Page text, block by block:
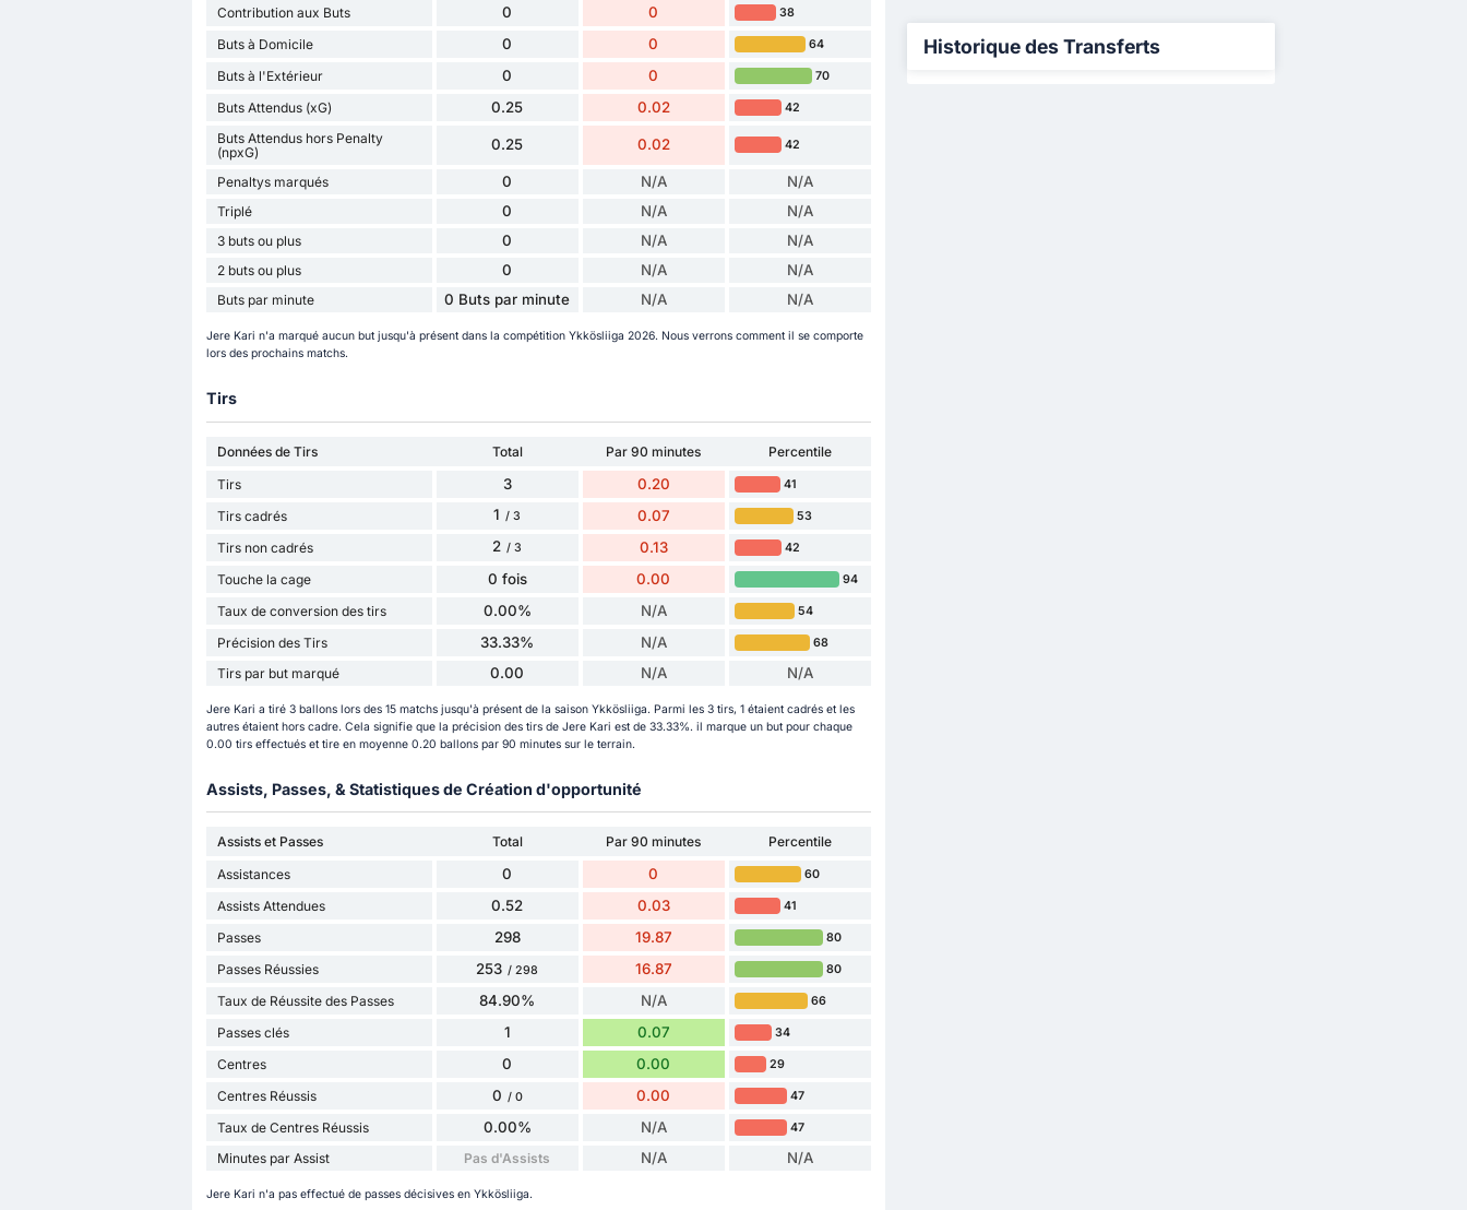
Contribution aux Buts 0 0 38
Buts à Domicile 0 0 64
Buts à l'Extérieur 0 0 70
Buts Attendus (xG) 0.25 0.02 42
Buts Attendus hors Penalty
(npxG)
0.25 0.02 42
Penaltys marqués 0 N/A N/A
Triplé 0 N/A N/A
3 buts ou plus 0 N/A N/A
2 buts ou plus 0 N/A N/A
Buts par minute 0 Buts par minute N/A N/A
Jere Kari n'a marqué aucun but jusqu'à présent dans la compétition Ykkösliiga 2026. Nous verrons comment il se comporte
lors des prochains matchs.
Tirs
Données de Tirs Total Par 90 minutes
Percentile
Tirs
3 0.20 41
Tirs cadrés 1 / 3 0.07 53
Tirs non cadrés 2 / 3 0.13 42
Touche la cage 0 fois 0.00 94
Taux de conversion des tirs 0.00% N/A 54
Précision des Tirs 33.33% N/A 68
Tirs par but marqué 0.00 N/A N/A
Jere Kari a tiré 3 ballons lors des 15 matchs jusqu'à présent de la saison Ykkösliiga. Parmi les 3 tirs, 1 étaient cadrés et les
autres étaient hors cadre. Cela signifie que la précision des tirs de Jere Kari est de 33.33%. il marque un but pour chaque
0.00 tirs effectués et tire en moyenne 0.20 ballons par 90 minutes sur le terrain.
Assists, Passes, & Statistiques de Création d'opportunité
Assists et Passes Total Par 90 minutes
Percentile
Assistances
0 0 60
Assists Attendues 0.52 0.03 41
Passes 298 19.87 80
Passes Réussies 253 / 298 16.87 80
Taux de Réussite des Passes 84.90% N/A 66
Passes clés 1 0.07 34
Centres 0 0.00 29
Centres Réussis 0 / 0 0.00 47
Taux de Centres Réussis 0.00% N/A 47
Minutes par Assist Pas d'Assists N/A N/A
Jere Kari n'a pas effectué de passes décisives en Ykkösliiga.
Historique des Transferts